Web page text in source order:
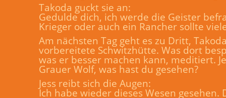
Takoda guckt sie an:
Gedulde dich, ich werde die Geister
Krieger oder auch ein Rancher sollte
Am nächsten Tag geht es zu Dritt,
vorbereitete Schwitzhütte. Was dort
was er besser machen kann, meditiert.
Grauer Wolf, was hast du gesehen?
Jess reibt sich die Augen:
Ich habe wieder dieses Wesen gesehen.